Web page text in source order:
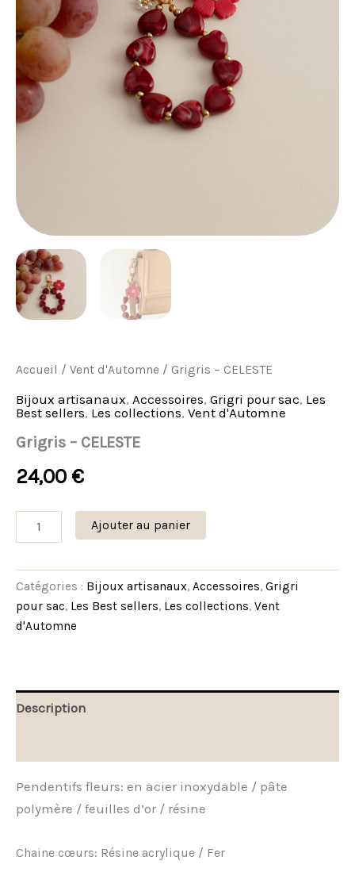
Accueil / Vent d'Automne / Grigris – CELESTE
Bijoux artisanaux, Accessoires, Grigri pour sac, Les
Best sellers, Les collections, Vent d'Automne
Grigris – CELESTE
24,00 €
Ajouter au panier
Catégories : Bijoux artisanaux, Accessoires, Grigri
pour sac, Les Best sellers, Les collections, Vent
d'Automne
Description
Pendentifs fleurs: en acier inoxydable / pâte
polymère / feuilles d’or / résine
Chaine cœurs: Résine acrylique / Fer